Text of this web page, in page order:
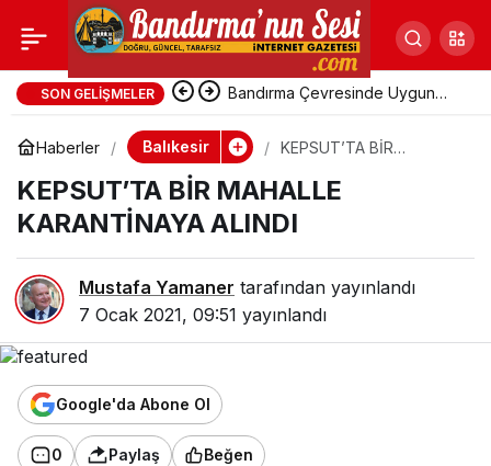
SON GELIŞMELER Bandırma Çevresinde Uygun
Fiyatlı Tatil Yerleri
Haberler Balıkesir
KEPSUT’TA BİR
ALINDI
KEPSUT’TA BİR MAHALLE
KARANTİNAYA ALINDI
Mustafa Yamaner tarafından yayınlandı
7 Ocak 2021, 09:51 yayınlandı
Google'da Abone Ol
0 Paylaş Beğen
KEPSUT’TA BİR
MAHALLE
KARANTİNAYA ALINDI
Paylaş